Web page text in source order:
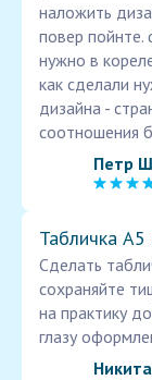
наложить
повер пойнте.
нужно в
как сделали
дизайна -
соотношения
Петр
Табличка
Сделать
сохраняйте
на практику
глазу